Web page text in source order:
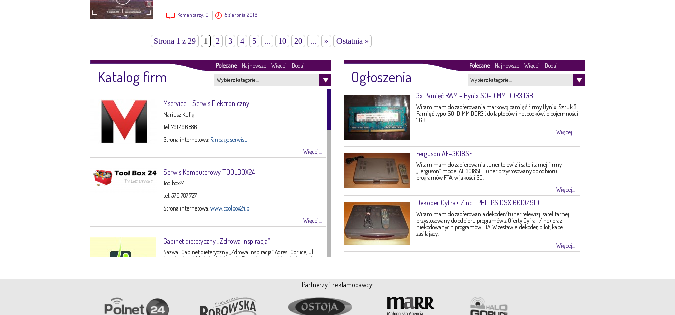
Komentarzy: 0 5 sierpnia 2016
Strona 1 z 29 1 2 3 4 5 ... 10 20 ... » Ostatnia »
Polecane Najnowsze Więcej Dodaj
Katalog firm Wybierz kategorie…
Mservice – Serwis Elektroniczny
Mariusz Kulig
Tel. 791 496 886
Strona internetowa: Fanpage serwisu
Więcej...
Serwis Komputerowy TOOLBOX24
Toolbox24
tel. 570 787 727
Strona internetowa:www.toolbox24.pl
Więcej...
Gabinet dietetyczny „Zdrowa Inspiracja”
Nazwa: Gabinet dietetyczny „Zdrowa Inspiracja” Adres: Gorlice, ul.
Narutowicza 1 ( I piętro) Kategoria: Zdrowie, żywność Imię i nazwisko:
konsultacje dietetyczne – indywidualne plany żywieniowe dla
dorosłych, dzieci, młodzieży – poradnictwo żywieniowe w chorobach
Więcej...
Polecane Najnowsze Więcej Dodaj
Ogłoszenia Wybierz kategorie…
3x Pamięć RAM – Hynix SO-DIMM DDR3 1GB
Witam mam do zaoferowania markową pamięć firmy Hynix. Sztuk 3.
Pamięć typu SO-DIMM DDR3 ( do laptopów i netbooków) o pojemności
1 GB.
Więcej...
Ferguson AF-3018SE
Witam mam do zaoferowania tuner telewizji satelitarnej firmy
„Ferguson” model AF 3018SE. Tuner przystosowany do odbioru
programów FTA, w jakości SD.
Więcej...
Dekoder Cyfra+ / nc+ PHILIPS DSX 6010/91D
Witam mam do zaoferowania dekoder/tuner telewizji satelitarnej
przystosowany do odbioru programów z Oferty Cyfra+ / nc+ oraz
niekodowanych programów FTA. W zestawie: dekoder, pilot, kabel
zasilający.
Więcej...
Partnerzy i reklamodawcy: